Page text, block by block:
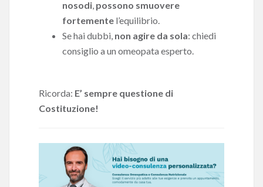
nosodi, possono smuovere
fortemente l’equilibrio.
Se hai dubbi, non agire da sola: chiedi
consiglio a un omeopata esperto.
Ricorda: E’ sempre questione di
Costituzione!